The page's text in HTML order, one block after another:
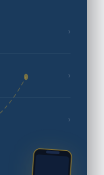
›
›
›